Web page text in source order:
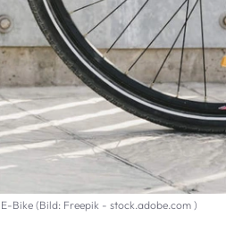
Bike (Bild: Freepik - stock.adobe.com )